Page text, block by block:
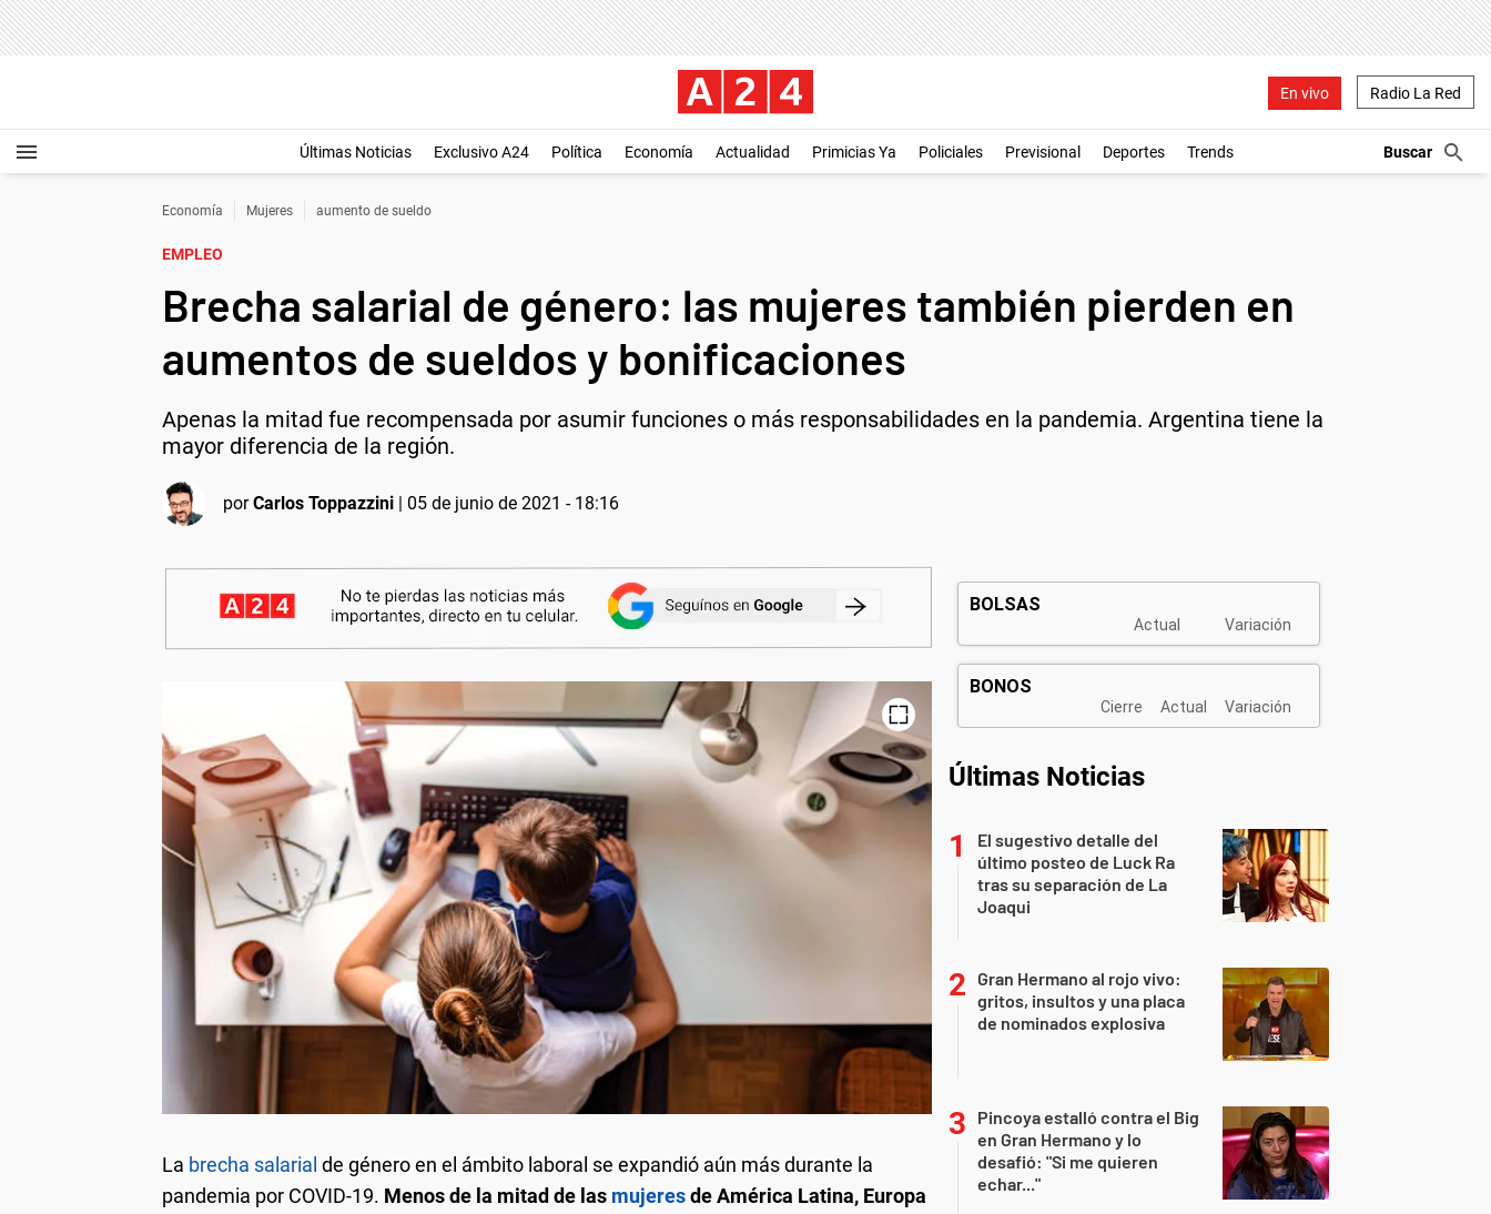
En vivo Radio La Red
Últimas Noticias Exclusivo A24 Política Economía Actualidad Primicias Ya Policiales Previsional Deportes Trends
Economía Mujeres aumento de sueldo
EMPLEO
Brecha salarial de género: las mujeres también pierden en
aumentos de sueldos y bonificaciones
Apenas la mitad fue recompensada por asumir funciones o más responsabilidades en la pandemia. Argentina tiene la
mayor diferencia de la región.
porCarlos Toppazzini | 05 de junio de 2021 - 18:16
La brecha salarial de género en el ámbito laboral se expandió aún más durante la
pandemia por COVID-19. Menos de la mitad de las mujeresde América Latina, Europa
Últimas Noticias
El sugestivo detalle del
último posteo de Luck Ra
tras su separación de La
Joaqui
Gran Hermano al rojo vivo:
gritos, insultos y una placa
de nominados explosiva
Pincoya estalló contra el Big
en Gran Hermano y lo
desafió: "Si me quieren
echar..."